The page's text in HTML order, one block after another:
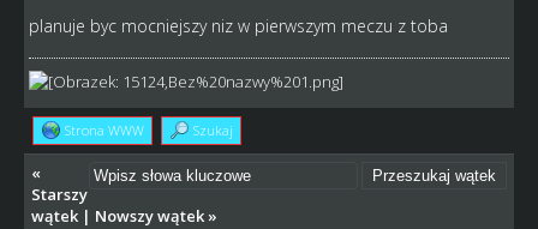
planuje byc mocniejszy niz w pierwszym meczu z toba
Strona WWW Szukaj
«
Starszy
wątek| Nowszy wątek»